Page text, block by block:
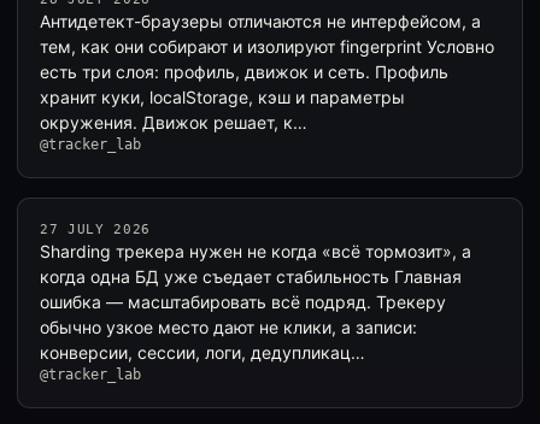
Антидетект-браузеры отличаются не интерфейсом, а
тем, как они собирают и изолируют fingerprint Условно
есть три слоя: профиль, движок и сеть. Профиль
хранит куки, localStorage, кэш и параметры
окружения. Движок решает, к…
@tracker_lab
27 JULY 2026
Sharding трекера нужен не когда «всё тормозит», а
когда одна БД уже съедает стабильность Главная
ошибка — масштабировать всё подряд. Трекеру
обычно узкое место дают не клики, а записи:
конверсии, сессии, логи, дедупликац…
@tracker_lab